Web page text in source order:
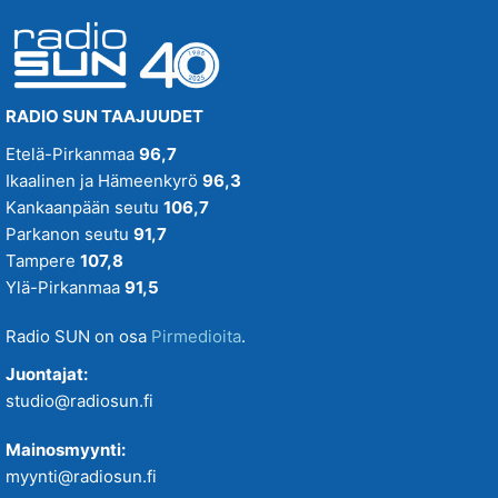
RADIO SUN TAAJUUDET
Etelä-Pirkanmaa 96,7
Ikaalinen ja Hämeenkyrö 96,3
Kankaanpään seutu 106,7
Parkanon seutu 91,7
Tampere 107,8
Ylä-Pirkanmaa 91,5
Radio SUN on osa Pirmedioita.
Juontajat:
studio@radiosun.fi
Mainosmyynti:
myynti@radiosun.fi